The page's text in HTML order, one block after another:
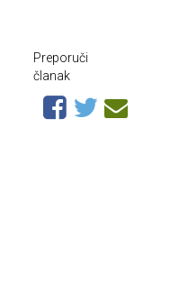
Preporuči
članak